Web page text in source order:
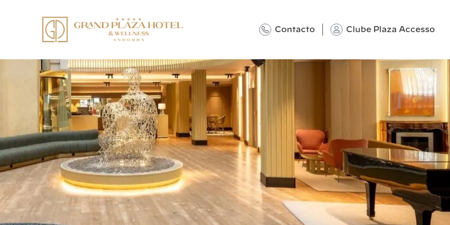
Contacto Clube Plaza Accesso